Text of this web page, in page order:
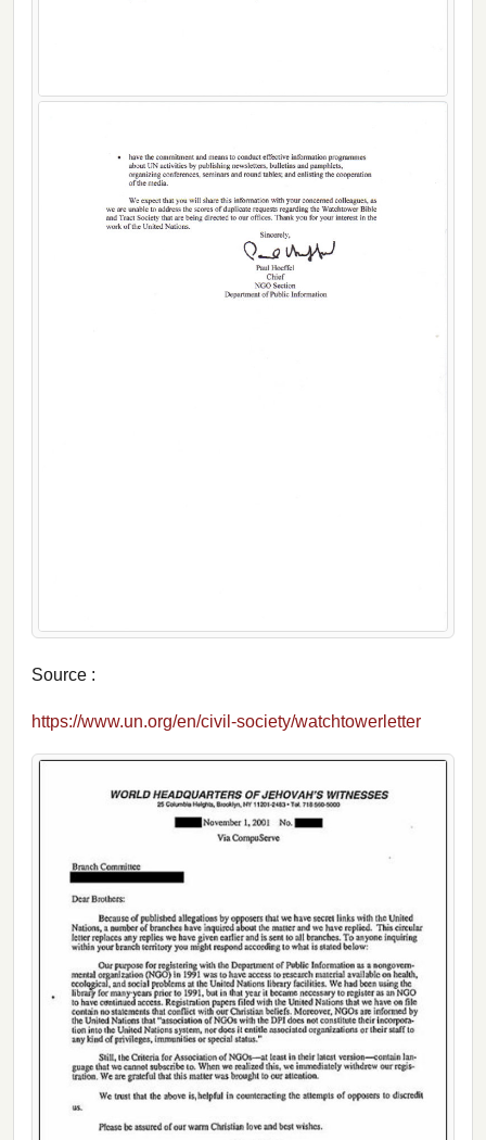
Source :
https://www.un.org/en/civil-society/watchtowerletter